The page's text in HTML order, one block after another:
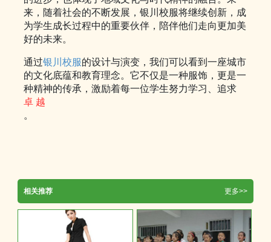
来，随着社会的不断发展，银川校服将继续创新，成
为学生成长过程中的重要伙伴，陪伴他们走向更加美
好的未来。
通过银川校服的设计与演变，我们可以看到一座城市
的文化底蕴和教育理念。它不仅是一种服饰，更是一
种精神的传承，激励着每一位学生努力学习、追求
卓 越
。
相关推荐 更多>>